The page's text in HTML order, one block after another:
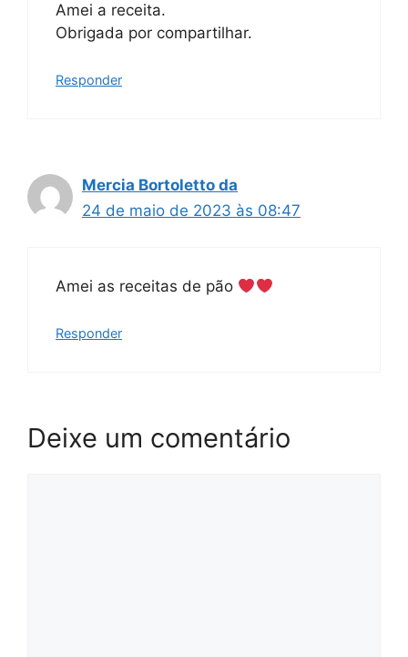
Amei a receita.
Obrigada por compartilhar.
Responder
Mercia Bortoletto da
24 de maio de 2023 às 08:47
Amei as receitas de pão
Responder
Deixe um comentário